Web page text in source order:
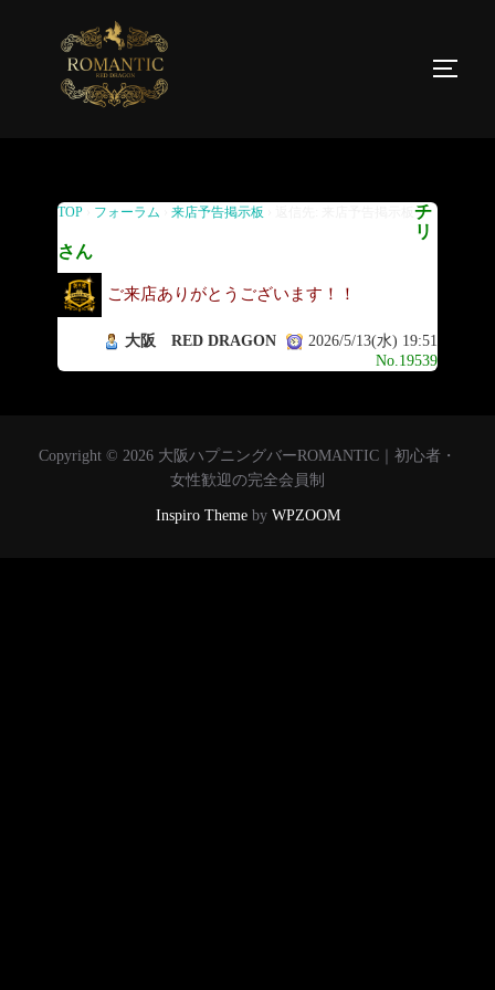
返信先: 来店予告掲示板
TOP フォーラム 来店予告掲示板 返信先: 来店予告掲示板チ
リ
さん
ご来店ありがとうございます！！
大阪 RED DRAGON
2026/5/13(水) 19:51
No.19539
Copyright © 2026 大阪ハプニングバーROMANTIC｜初心者・
女性歓迎の完全会員制
Inspiro Themeby WPZOOM